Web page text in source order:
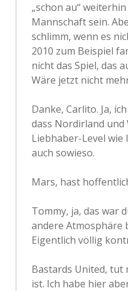
„schon au“
Mannschaft sein.
schlimm, wenn es
2010 zum Beispiel
nicht das Spiel, das
Wäre jetzt nicht
Danke, Carlito. Ja,
dass Nordirland und
Liebhaber-Level wie
auch sowieso.
Mars, hast
Tommy, ja, das war
andere Atmosphäre
Eigentlich völlig
Bastards United, tut
ist. Ich habe hier